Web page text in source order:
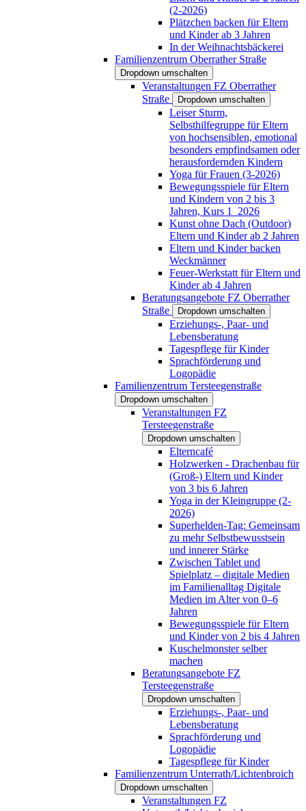
(2-2026)
Plätzchen backen für Eltern
und Kinder ab 3 Jahren
In der Weihnachtsbäckerei
Familienzentrum Oberrather Straße
Dropdown umschalten
Veranstaltungen FZ Oberrather
Straße
Dropdown umschalten
Leiser Sturm,
Selbsthilfegruppe für Eltern
von hochsensiblen, emotional
besonders empfindsamen oder
herausfordernden Kindern
Yoga für Frauen (3-2026)
Bewegungsspiele für Eltern
und Kindern von 2 bis 3
Jahren, Kurs 1_2026
Kunst ohne Dach (Outdoor)
Eltern und Kinder ab 2 Jahren
Eltern und Kinder backen
Weckmänner
Feuer-Werkstatt für Eltern und
Kinder ab 4 Jahren
Beratungsangebote FZ Oberrather
Straße
Dropdown umschalten
Erziehungs-, Paar- und
Lebensberatung
Tagespflege für Kinder
Sprachförderung und
Logopädie
Familienzentrum Tersteegenstraße
Dropdown umschalten
Veranstaltungen FZ
Tersteegenstraße
Dropdown umschalten
Elterncafé
Holzwerken - Drachenbau für
(Groß-) Eltern und Kinder
von 3 bis 6 Jahren
Yoga in der Kleingruppe (2-
2026)
Superhelden-Tag: Gemeinsam
zu mehr Selbstbewusstsein
und innerer Stärke
Zwischen Tablet und
Spielplatz – digitale Medien
im Familienalltag Digitale
Medien im Alter von 0–6
Jahren
Bewegungsspiele für Eltern
und Kinder von 2 bis 4 Jahren
Kuschelmonster selber
machen
Beratungsangebote FZ
Tersteegenstraße
Dropdown umschalten
Erziehungs-, Paar- und
Lebensberatung
Sprachförderung und
Logopädie
Tagespflege für Kinder
Familienzentrum Unterrath/Lichtenbroich
Dropdown umschalten
Veranstaltungen FZ